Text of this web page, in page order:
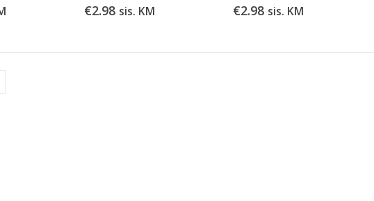
€2.98 sis. KM €2.98 sis. KM